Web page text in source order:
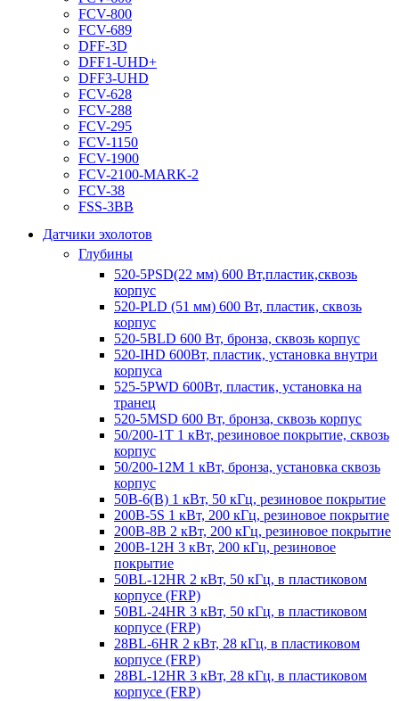
FCV-800
FCV-689
DFF-3D
DFF1-UHD+
DFF3-UHD
FCV-628
FCV-288
FCV-295
FCV-1150
FCV-1900
FCV-2100-MARK-2
FCV-38
FSS-3BB
Датчики эхолотов
Глубины
520-5PSD(22 мм) 600 Вт,пластик,сквозь
корпус
520-PLD (51 мм) 600 Вт, пластик, сквозь
корпус
520-5BLD 600 Вт, бронза, сквозь корпус
520-IHD 600Вт, пластик, установка внутри
корпуса
525-5PWD 600Вт, пластик, установка на
транец
520-5MSD 600 Вт, бронза, сквозь корпус
50/200-1T 1 кВт, резиновое покрытие, сквозь
корпус
50/200-12M 1 кВт, бронза, установка сквозь
корпус
50B-6(B) 1 кВт, 50 кГц, резиновое покрытие
200B-5S 1 кВт, 200 кГц, резиновое покрытие
200B-8B 2 кВт, 200 кГц, резиновое покрытие
200B-12H 3 кВт, 200 кГц, резиновое
покрытие
50BL-12HR 2 кВт, 50 кГц, в пластиковом
корпусе (FRP)
50BL-24HR 3 кВт, 50 кГц, в пластиковом
корпусе (FRP)
28BL-6HR 2 кВт, 28 кГц, в пластиковом
корпусе (FRP)
28BL-12HR 3 кВт, 28 кГц, в пластиковом
корпусе (FRP)